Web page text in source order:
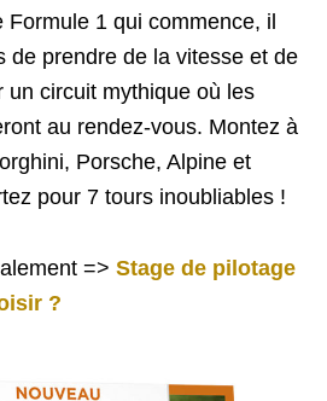
1 qui commence, il
de prendre de la vitesse et de
un circuit mythique où les
au rendez-vous. Montez à
Porsche, Alpine et
pour 7 tours inoubliables !
=> Stage de pilotage
?